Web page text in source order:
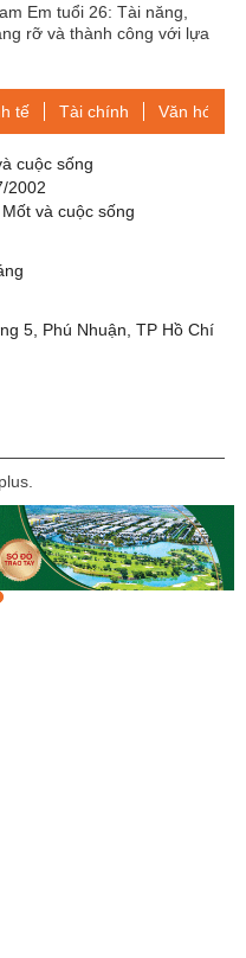
Em tuổi 26: Tài năng,
rỡ và thành công với lựa
tế Tài chính Văn hóa-
cuộc sống
2002
và cuộc sống
5, Phú Nhuận, TP Hồ Chí